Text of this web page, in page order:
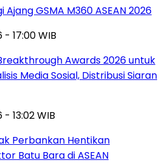
GSMA M360 ASEAN 2026
17:00 WIB
Awards 2026 untuk
Media Sosial, Distribusi Siaran
13:02 WIB
Perbankan Hentikan
Batu Bara di ASEAN